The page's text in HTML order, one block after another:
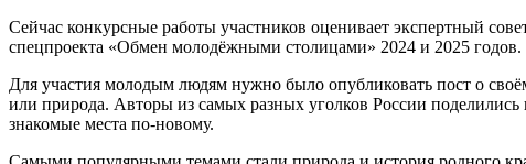
Сейчас конкурсные работы участников оценивает экспертный
спецпроекта «Обмен молодёжными столицами» 2024 и 2025 годов.
Для участия молодым людям нужно было опубликовать пост о
или природа. Авторы из самых разных уголков России
знакомые места по-новому.